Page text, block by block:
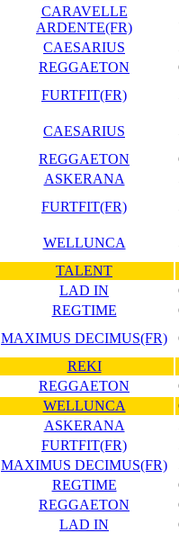
CARAVELLE
ARDENTE(FR)
CAESARIUS
REGGAETON
FURTFIT(FR)
CAESARIUS
REGGAETON
ASKERANA
FURTFIT(FR)
WELLUNCA
TALENT
LAD IN
REGTIME
MAXIMUS DECIMUS(FR)
REKI
REGGAETON
WELLUNCA
ASKERANA
FURTFIT(FR)
MAXIMUS DECIMUS(FR)
REGTIME
REGGAETON
LAD IN